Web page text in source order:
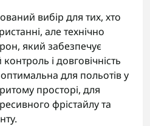
вибір для тих, хто
але технічно
який забезпечує
і довговічність
для польотів у
просторі, для
фрістайлу та